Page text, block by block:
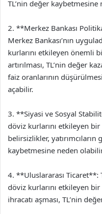
TL’nin değer kaybetmesine
2. **Merkez Bankası
Merkez Bankası’nın
kurlarını etkileyen önemli
artırılması, TL’nin değer
faiz oranlarının
açabilir.
3. **Siyasi ve Sosyal
döviz kurlarını etkileyen
belirsizlikler,
kaybetmesine neden
4. **Uluslararası Ticaret**:
döviz kurlarını etkileyen
ihracatı aşması, TL’nin